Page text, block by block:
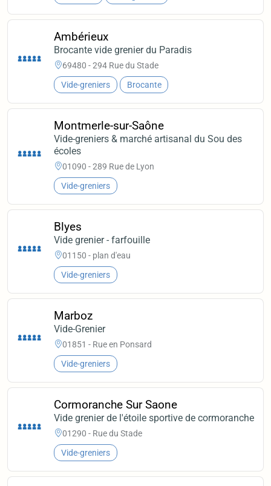
Ambérieux
Brocante vide grenier du Paradis
69480 - 294 Rue du Stade
Vide-greniers Brocante
Montmerle-sur-Saône
Vide-greniers & marché artisanal du Sou des
écoles
01090 - 289 Rue de Lyon
Vide-greniers
Blyes
Vide grenier - farfouille
01150 - plan d'eau
Vide-greniers
Marboz
Vide-Grenier
01851 - Rue en Ponsard
Vide-greniers
Cormoranche Sur Saone
Vide grenier de l'étoile sportive de cormoranche
01290 - Rue du Stade
Vide-greniers